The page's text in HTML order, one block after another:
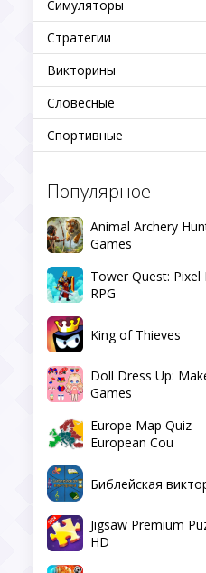
Симуляторы
Стратегии
Викторины
Словесные
Спортивные
Популярное
Animal Archery
Games
Tower Quest: Pixel
RPG
King of Thieves
Doll Dress Up:
Games
Europe Map Quiz -
European Cou
Библейская
Jigsaw Premium
HD